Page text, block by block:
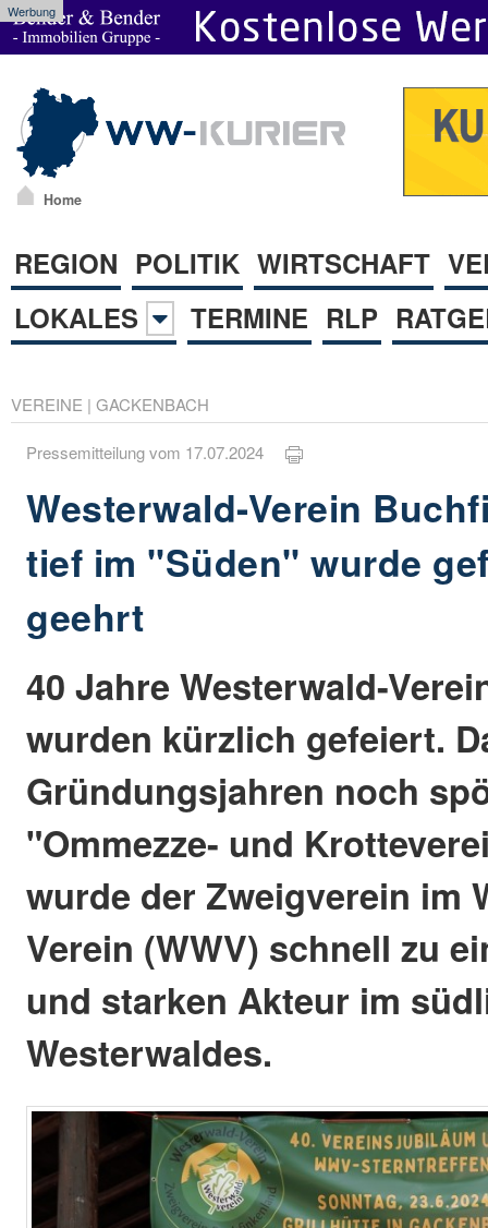
Werbung
Home
REGION POLITIK WIRTSCHAFT
LOKALES
TERMINE RLP
VEREINE | GACKENBACH
Pressemitteilung vom 17.07.2024
Westerwald-Verein
tief im "Süden" wurde
geehrt
40 Jahre Westerwald-
wurden kürzlich gefeiert.
Gründungsjahren noch
"Ommezze- und
wurde der Zweigverein im
Verein (WWV) schnell zu
und starken Akteur im
Westerwaldes.